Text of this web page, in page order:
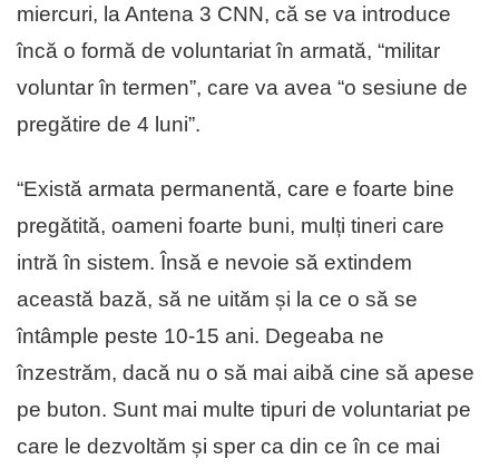
miercuri, la Antena 3 CNN, că se va introduce
încă o formă de voluntariat în armată, “militar
voluntar în termen”, care va avea “o sesiune de
pregătire de 4 luni”.
“Există armata permanentă, care e foarte bine
pregătită, oameni foarte buni, mulți tineri care
intră în sistem. Însă e nevoie să extindem
această bază, să ne uităm și la ce o să se
întâmple peste 10-15 ani. Degeaba ne
înzestrăm, dacă nu o să mai aibă cine să apese
pe buton. Sunt mai multe tipuri de voluntariat pe
care le dezvoltăm și sper ca din ce în ce mai